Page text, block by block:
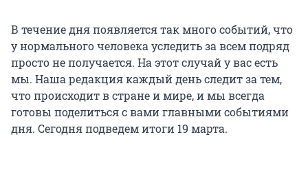
В течение дня появляется так много событий, что
у нормального человека уследить за всем подряд
просто не получается. На этот случай у вас есть
мы. Наша редакция каждый день следит за тем,
что происходит в стране и мире, и мы всегда
готовы поделиться с вами главными событиями
дня. Сегодня подведем итоги 19 марта.